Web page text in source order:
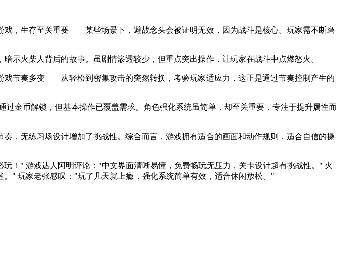
，生存至关重要——某些场景下，避战念头会被证明无效，因为战斗是核心。玩家需不断磨
示火柴人背后的故事。虽剧情渗透较少，但重点突出操作，让玩家在战斗中点燃怒火。
节奏多变——从轻松到密集攻击的突然转换，考验玩家适应力，这正是通过节奏控制产生的
金币解锁，但基本操作已覆盖需求。角色强化系统虽简单，却至关重要，专注于提升属性而
，无练习场设计增加了挑战性。综合而言，游戏拥有适合的画面和动作规则，适合自信的操
！" 游戏达人阿明评论："中文界面清晰易懂，免费畅玩无压力，关卡设计超有挑战性。" 火
" 玩家老张感叹："玩了几天就上瘾，强化系统简单有效，适合休闲放松。"